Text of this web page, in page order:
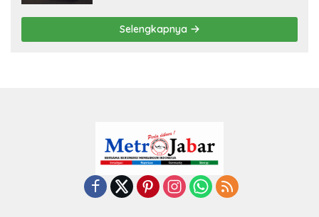
Selengkapnya